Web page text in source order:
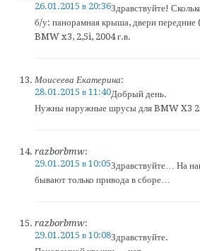
26.01.2015 в 20:36Здравствуйте!
б/у: панорамная крыша, двери передние
BMW x3, 2,5i, 2004 г.в.
Моисеева Екатерина:
28.01.2015 в 11:40Добрый день.
Нужны наружные шрусы для BMW X3
razborbmw:
29.01.2015 в 10:05Здравствуйте… На
бывают только привода в сборе…
razborbmw:
29.01.2015 в 10:08Здравствуйте.